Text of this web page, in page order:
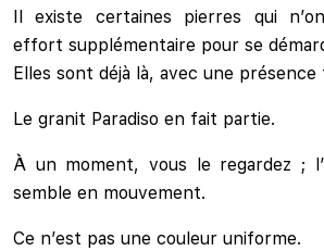
Il existe certaines pierres qui
effort supplémentaire pour se
Elles sont déjà là, avec une
Le granit Paradiso en fait partie.
À un moment, vous le regardez ;
semble en mouvement.
Ce n’est pas une couleur uniforme.